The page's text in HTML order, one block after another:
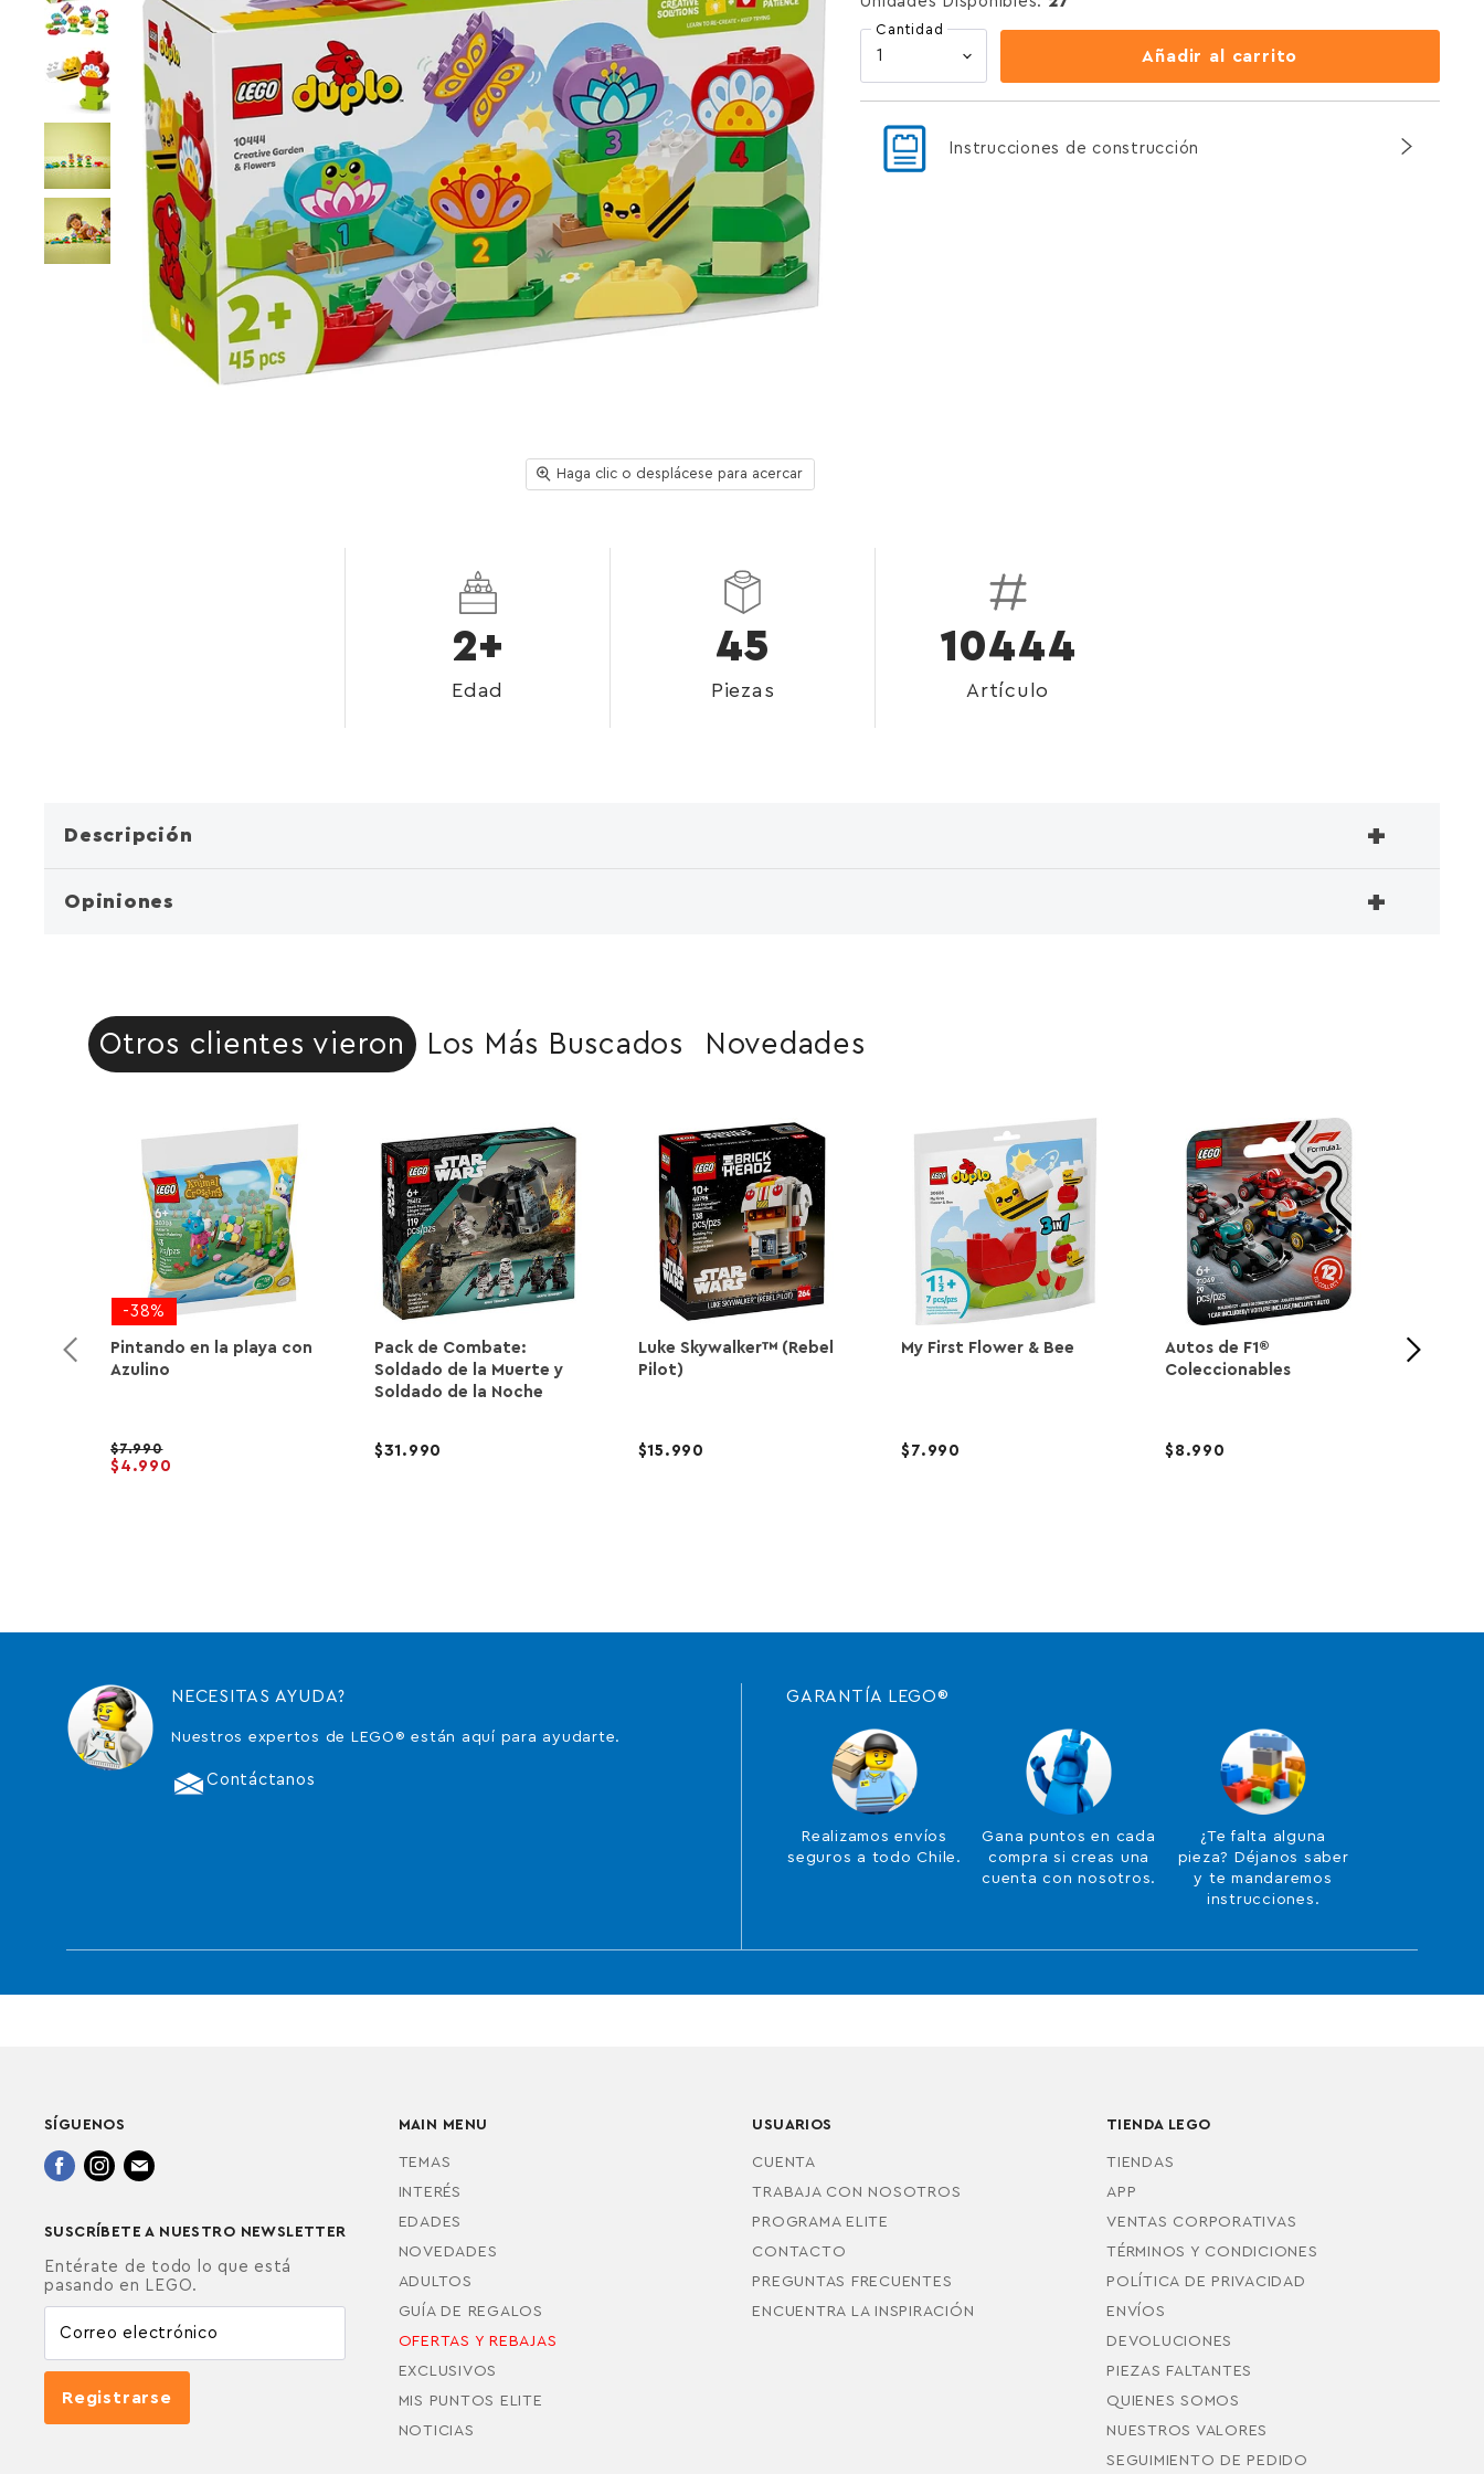
Haga clic o desplácese para acercar
Cantidad
Añadir al carrito
Instrucciones de construcción
2+
Edad
45
Piezas
10444
Artículo
Descripción +
Opiniones +
Otros clientes vieron Los Más Buscados Novedades
-38%
Pintando en la playa con
Azulino
7.990
4.990
Pack de Combate:
Soldado de la Muerte y
Soldado de la Noche
31.990
Luke Skywalker™ (Rebel
Pilot)
15.990
My First Flower & Bee
7.990
Autos de F1®
Coleccionables
8.990
NECESITAS AYUDA?
Nuestros expertos de LEGO® están aquí para ayudarte.
Contáctanos
GARANTÍA LEGO®
Realizamos envíos
seguros a todo Chile.
Gana puntos en cada
compra si creas una
cuenta con nosotros.
¿Te falta alguna
pieza? Déjanos saber
y te mandaremos
instrucciones.
SÍGUENOS
Encuéntrenos
Encuéntrenos
Encuéntrenos
SUSCRÍBETE A NUESTRO NEWSLETTER
Entérate de todo lo que está
pasando en LEGO.
Correo electrónico
Registrarse
MAIN MENU
TEMAS
INTERÉS
EDADES
NOVEDADES
ADULTOS
GUÍA DE REGALOS
OFERTAS Y REBAJAS
EXCLUSIVOS
MIS PUNTOS ELITE
NOTICIAS
USUARIOS
CUENTA
TRABAJA CON NOSOTROS
PROGRAMA ELITE
CONTACTO
PREGUNTAS FRECUENTES
ENCUENTRA LA INSPIRACIÓN
TIENDA LEGO
TIENDAS
APP
VENTAS CORPORATIVAS
TÉRMINOS Y CONDICIONES
POLÍTICA DE PRIVACIDAD
ENVÍOS
DEVOLUCIONES
PIEZAS FALTANTES
QUIENES SOMOS
NUESTROS VALORES
SEGUIMIENTO DE PEDIDO